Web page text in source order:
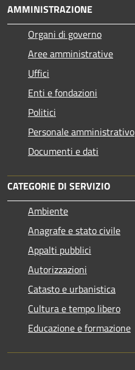
AMMINISTRAZIONE
Organi di governo
Aree amministrative
Uffici
Enti e fondazioni
Politici
Personale amministrativo
Documenti e dati
CATEGORIE DI SERVIZIO
Ambiente
Anagrafe e stato civile
Appalti pubblici
Autorizzazioni
Catasto e urbanistica
Cultura e tempo libero
Educazione e formazione